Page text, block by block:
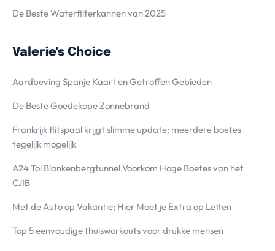
De Beste Waterfilterkannen van 2025
Valerie's Choice
Aardbeving Spanje Kaart en Getroffen Gebieden
De Beste Goedekope Zonnebrand
Frankrijk flitspaal krijgt slimme update: meerdere boetes
tegelijk mogelijk
A24 Tol Blankenbergtunnel Voorkom Hoge Boetes van het
CJIB
Met de Auto op Vakantie; Hier Moet je Extra op Letten
Top 5 eenvoudige thuisworkouts voor drukke mensen